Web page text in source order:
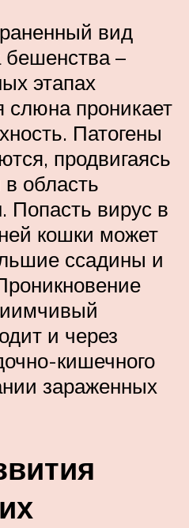
вид
бешенства –
этапах
проникает
Патогены
продвигаясь
в область
Попасть вирус в
кошки может
ссадины и
и через
кишечного
зараженных